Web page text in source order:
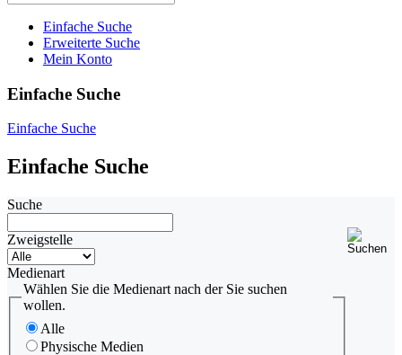
Einfache Suche
Erweiterte Suche
Mein Konto
Einfache Suche
Einfache Suche
Einfache Suche
Suche
Zweigstelle
Medienart
Wählen Sie die Medienart nach der Sie suchen
wollen.
Alle
Physische Medien